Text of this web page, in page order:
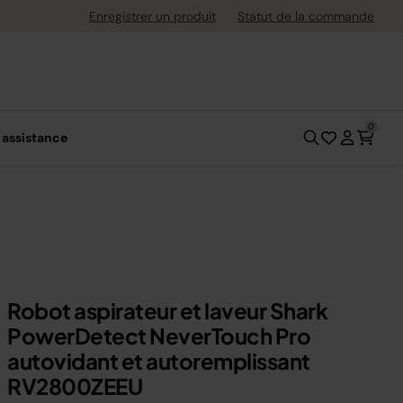
dès 40 € d'achatEnregistrer un produit Statut de la commande
0
Robot aspirateur et laveur Shark
PowerDetect NeverTouch Pro
autovidant et autoremplissant
RV2800ZEEU